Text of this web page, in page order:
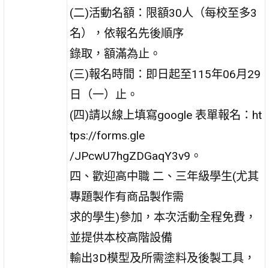
(二)活動名額：限額30人（每校至多3
名），依報名先後順序
錄取，額滿為止。
(三)報名時間：即日起至115年06月29
日（一）止。
(四)請以線上填寫google 表單報名：ht
tps://forms.gle
/JPcwU7hgZDGaqY3v9。
四、歡迎高中職 二、三年級學生(尤其
專題製作有商品製作需
求的學生)參加，本次活動全程免費，
並提供本校高階設備
輸出3D模型及所需塗料及後製工具，